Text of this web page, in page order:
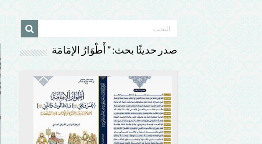
صدر حديثًا بحث: ” أَطْوَارُ الإمَامَة